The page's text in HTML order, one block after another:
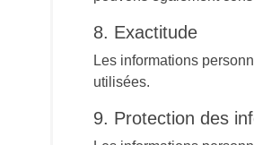
8. Exactitude
Les informations
utilisées.
9. Protection des